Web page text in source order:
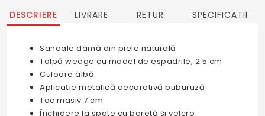
DESCRIERE LIVRARE RETUR SPECIFICATII
Sandale damă din piele naturală
Talpă wedge cu model de espadrile, 2.5 cm
Culoare albă
Aplicație metalică decorativă buburuză
Toc masiv 7 cm
Închidere la spate cu baretă și velcro